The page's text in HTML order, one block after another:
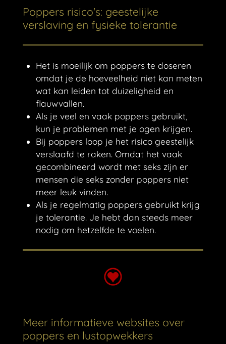
Poppers risico's: geestelijke
verslaving en fysieke tolerantie
Het is moeilijk om poppers te doseren
omdat je de hoeveelheid niet kan meten
wat kan leiden tot duizeligheid en
flauwvallen.
Als je veel en vaak poppers gebruikt,
kun je problemen met je ogen krijgen.
Bij poppers loop je het risico geestelijk
verslaafd te raken. Omdat het vaak
gecombineerd wordt met seks zijn er
mensen die seks zonder poppers niet
meer leuk vinden.
Als je regelmatig poppers gebruikt krijg
je tolerantie. Je hebt dan steeds meer
nodig om hetzelfde te voelen.
Meer informatieve websites over
poppers en lustopwekkers